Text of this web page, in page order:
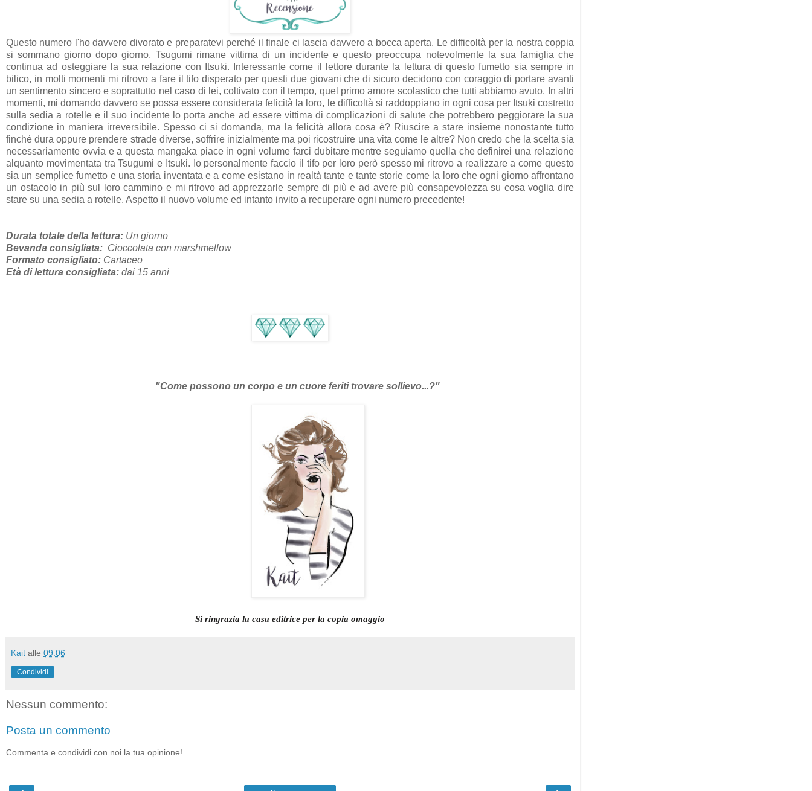
Questo numero l'ho davvero divorato e preparatevi perché il finale ci lascia davvero a bocca aperta. Le difficoltà per la nostra coppia
si sommano giorno dopo giorno, Tsugumi rimane vittima di un incidente e questo preoccupa notevolmente la sua famiglia che
continua ad osteggiare la sua relazione con Itsuki. Interessante come il lettore durante la lettura di questo fumetto sia sempre in
bilico, in molti momenti mi ritrovo a fare il tifo disperato per questi due giovani che di sicuro decidono con coraggio di portare avanti
un sentimento sincero e soprattutto nel caso di lei, coltivato con il tempo, quel primo amore scolastico che tutti abbiamo avuto. In altri
momenti, mi domando davvero se possa essere considerata felicità la loro, le difficoltà si raddoppiano in ogni cosa per Itsuki costretto
sulla sedia a rotelle e il suo incidente lo porta anche ad essere vittima di complicazioni di salute che potrebbero peggiorare la sua
condizione in maniera irreversibile. Spesso ci si domanda, ma la felicità allora cosa è? Riuscire a stare insieme nonostante tutto
finché dura oppure prendere strade diverse, soffrire inizialmente ma poi ricostruire una vita come le altre? Non credo che la scelta sia
necessariamente ovvia e a questa mangaka piace in ogni volume farci dubitare mentre seguiamo quella che definirei una relazione
alquanto movimentata tra Tsugumi e Itsuki. Io personalmente faccio il tifo per loro però spesso mi ritrovo a realizzare a come questo
sia un semplice fumetto e una storia inventata e a come esistano in realtà tante e tante storie come la loro che ogni giorno affrontano
un ostacolo in più sul loro cammino e mi ritrovo ad apprezzarle sempre di più e ad avere più consapevolezza su cosa voglia dire
stare su una sedia a rotelle. Aspetto il nuovo volume ed intanto invito a recuperare ogni numero precedente!
Durata totale della lettura: Un giorno
Bevanda consigliata: Cioccolata con marshmellow
Formato consigliato: Cartaceo
Età di lettura consigliata: dai 15 anni
"Come possono un corpo e un cuore feriti trovare sollievo...?"
Si ringrazia la casa editrice per la copia omaggio
Kait alle 09:06
Condividi
Nessun commento:
Posta un commento
Commenta e condividi con noi la tua opinione!